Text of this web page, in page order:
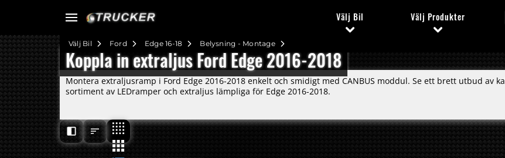
Välj Bil Välj Produkter
Belysning - Montage
Edge 16-18
Ford
Välj Bil
Koppla in extraljus Ford Edge 2016-2018
Montera extraljusramp i Ford Edge 2016-2018 enkelt och smidigt med CANBUS moddul. Se ett brett utbud av
sortiment av LEDramper och extraljus lämpliga för Edge 2016-2018.